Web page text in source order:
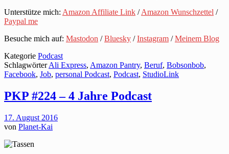
Unterstütze mich: Amazon Affiliate Link /Amazon Wunschzettel /
Paypal me
Besuche mich auf: Mastodon /Bluesky /Instagram /Meinem Blog
Kategorie Podcast
SchlagwörterAli Express, Amazon Pantry, Beruf, Bobsonbob,
Facebook, Job, personal Podcast, Podcast, StudioLink
PKP #224 – 4 Jahre Podcast
17. August 2016
von Planet-Kai